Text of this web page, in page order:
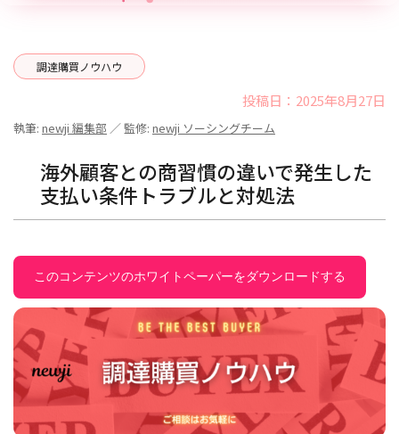
調達購買ノウハウ
投稿日：2025年8月27日
執筆: newji 編集部 ／ 監修: newji ソーシングチーム
海外顧客との商習慣の違いで発生した
支払い条件トラブルと対処法
このコンテンツのホワイトペーパーをダウンロードする